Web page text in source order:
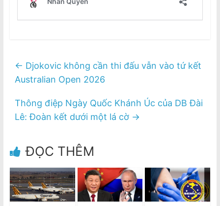
← Djokovic không cần thi đấu vẫn vào tứ kết
Australian Open 2026
Thông điệp Ngày Quốc Khánh Úc của DB Đài
Lê: Đoàn kết dưới một lá cờ →
ĐỌC THÊM